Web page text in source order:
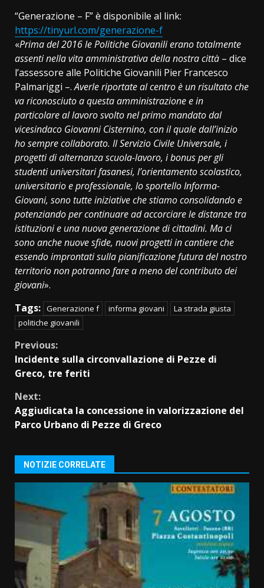
“Generazione – F” è disponibile al link:
https://tinyurl.com/generazione-f
«Prima del 2016 le Politiche Giovanili erano totalmente
assenti nella vita amministrativa della nostra città – dice
l’assessore alle Politiche Giovanili Pier Francesco
Palmariggi –.Averle riportate al centro è un risultato che
va riconosciuto a questa amministrazione e in
particolare al lavoro svolto nel primo mandato dal
vicesindaco Giovanni Cisternino, con il quale dall’inizio
ho sempre collaborato. Il Servizio Civile Universale, i
progetti di alternanza scuola-lavoro, i bonus per gli
studenti universitari fasanesi, l’orientamento scolastico,
universitario e professionale, lo sportello Informa-
Giovani, sono tutte iniziative che stiamo consolidando e
potenziando per continuare ad accorciare le distanze tra
istituzioni e una nuova generazione di cittadini. Ma ci
sono anche nuove sfide, nuovi progetti in cantiere che
essendo improntati sulla pianificazione futura del nostro
territorio non potranno fare a meno del contributo dei
giovani».
Tags: Generazione f informa giovani
La strada giusta
politiche giovanili
Continue
Reading
Previous:
Incidente sulla circonvallazione di Pezze di
Greco, tre feriti
Next:
Aggiudicata la concessione in valorizzazione del
Parco Urbano di Pezze di Greco
NOTIZIE CORRELATE